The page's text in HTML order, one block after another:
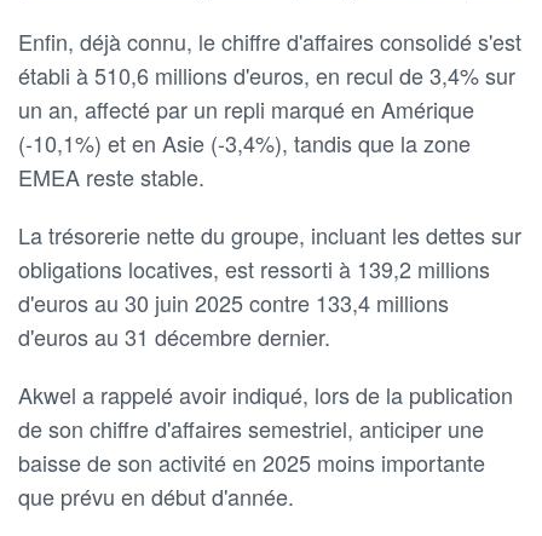
Enfin, déjà connu, le chiffre d'affaires consolidé s'est
établi à 510,6 millions d'euros, en recul de 3,4% sur
un an, affecté par un repli marqué en Amérique
(-10,1%) et en Asie (-3,4%), tandis que la zone
EMEA reste stable.
La trésorerie nette du groupe, incluant les dettes sur
obligations locatives, est ressorti à 139,2 millions
d'euros au 30 juin 2025 contre 133,4 millions
d'euros au 31 décembre dernier.
Akwel a rappelé avoir indiqué, lors de la publication
de son chiffre d'affaires semestriel, anticiper une
baisse de son activité en 2025 moins importante
que prévu en début d'année.